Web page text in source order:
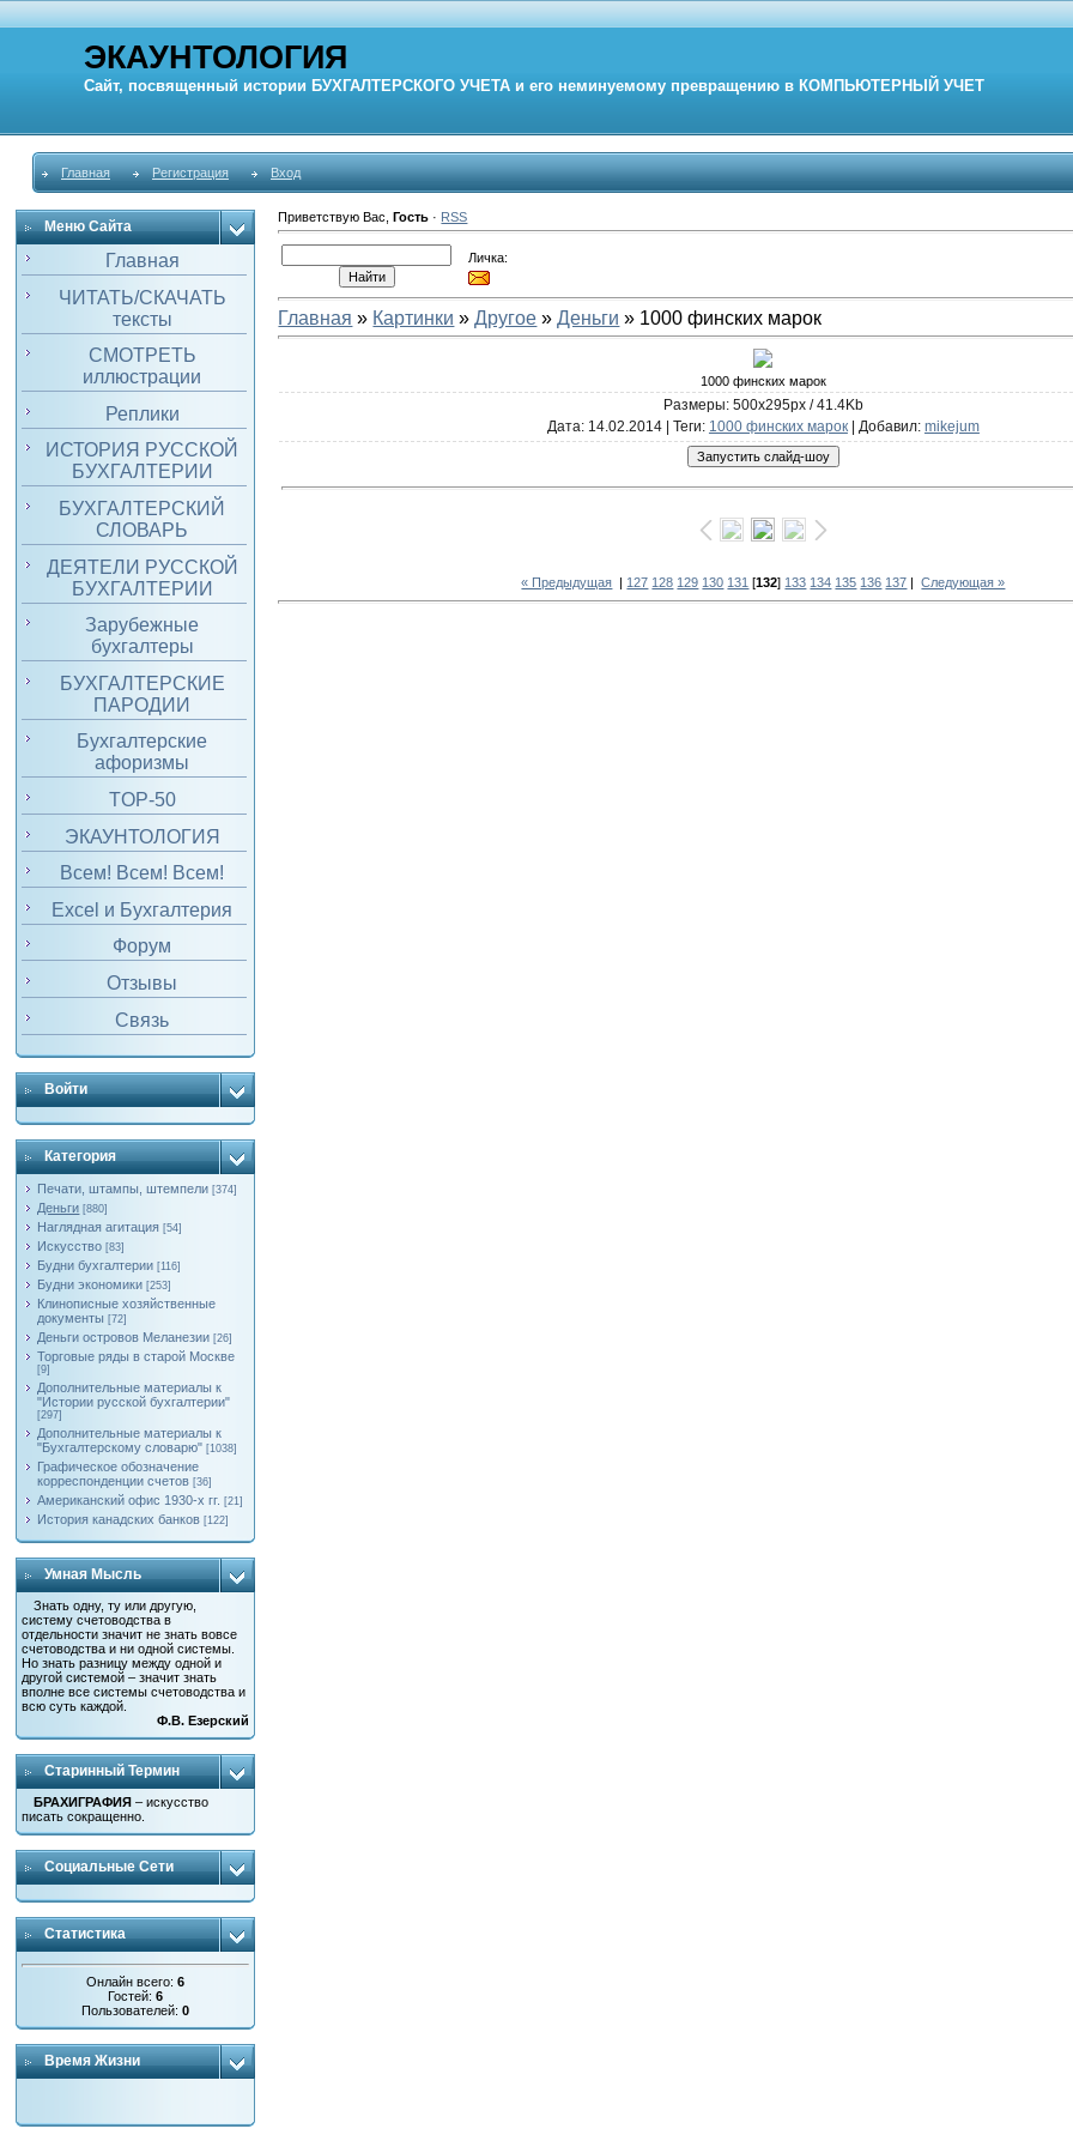
ЭКАУНТОЛОГИЯ
Сайт, посвященный истории БУХГАЛТЕРСКОГО УЧЕТА и его неминуемому превращению в КОМПЬЮТЕРНЫЙ УЧЕТ
Главная Регистрация Вход
Меню Сайта
Главная
ЧИТАТЬ/СКАЧАТЬ
тексты
СМОТРЕТЬ
иллюстрации
Реплики
ИСТОРИЯ РУССКОЙ
БУХГАЛТЕРИИ
БУХГАЛТЕРСКИЙ
СЛОВАРЬ
ДЕЯТЕЛИ РУССКОЙ
БУХГАЛТЕРИИ
Зарубежные
бухгалтеры
БУХГАЛТЕРСКИЕ
ПАРОДИИ
Бухгалтерские
афоризмы
TOP-50
ЭКАУНТОЛОГИЯ
Всем! Всем! Всем!
Excel и Бухгалтерия
Форум
Отзывы
Связь
Войти
Категория
Печати, штампы, штемпели [374]
Деньги [880]
Наглядная агитация [54]
Искусство [83]
Будни бухгалтерии [116]
Будни экономики [253]
Клинописные хозяйственные
документы [72]
Деньги островов Меланезии [26]
Торговые ряды в старой Москве
[9]
Дополнительные материалы к
"Истории русской бухгалтерии"
[297]
Дополнительные материалы к
"Бухгалтерскому словарю" [1038]
Графическое обозначение
корреспонденции счетов [36]
Американский офис 1930-х гг. [21]
История канадских банков [122]
Умная Мысль
Знать одну, ту или другую,
систему счетоводства в
отдельности значит не знать вовсе
счетоводства и ни одной системы.
Но знать разницу между одной и
другой системой – значит знать
вполне все системы счетоводства и
всю суть каждой.
Ф.В. Езерский
Старинный Термин
БРАХИГРАФИЯ – искусство
писать сокращенно.
Социальные Сети
Статистика
Онлайн всего:6
Гостей:6
Пользователей:0
Время Жизни
Приветствую Вас ,Гость · RSS
Личка:
Главная » Картинки »Другое »Деньги » 1000 финских марок
1000 финских марок
Размеры: 500x295px / 41.4Kb
Дата: 14.02.2014 | Теги: 1000 финских марок| Добавил: mikejum
« Предыдущая 127 128 129 130 131 [132] 133 134 135 136 137 |Следующая »